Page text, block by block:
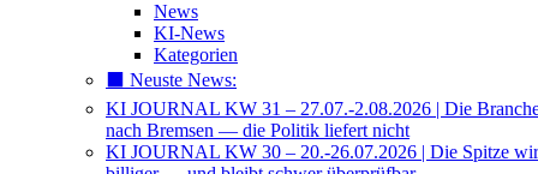
News
KI-News
Kategorien
⬛️ Neuste News:
KI JOURNAL KW 31 – 27.07.-2.08.2026 | Die
nach Bremsen — die Politik liefert nicht
KI JOURNAL KW 30 – 20.-26.07.2026 | Die Spitze